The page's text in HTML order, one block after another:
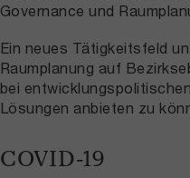
Governance und
Ein neues Tätigkeitsfeld
Raumplanung auf
bei
Lösungen anbieten zu
COVID-19